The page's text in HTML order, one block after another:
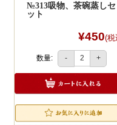
№313吸物、茶碗蒸しセ
ット
¥450(税
数量: - +